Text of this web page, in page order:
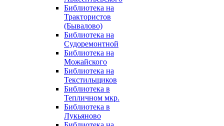
Библиотека на
Трактористов
(Бывалово)
Библиотека на
Судоремонтной
Библиотека на
Можайского
Библиотека на
Текстильщиков
Библиотека в
Тепличном мкр.
Библиотека в
Лукьяново